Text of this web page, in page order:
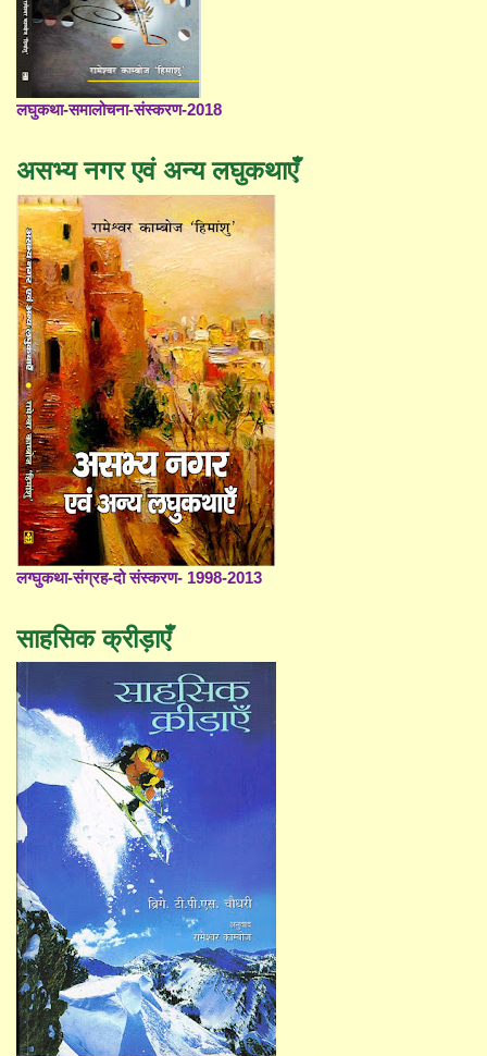
लघुकथा-समालोचना-संस्करण-2018
असभ्य नगर एवं अन्य लघुकथाएँ
लग्घुकथा-संग्रह-दो संस्करण- 1998-2013
साहसिक क्रीड़ाएँ